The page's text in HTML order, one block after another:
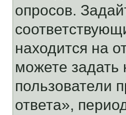
опросов.
находится на
можете задать
пользователи
ответа»,